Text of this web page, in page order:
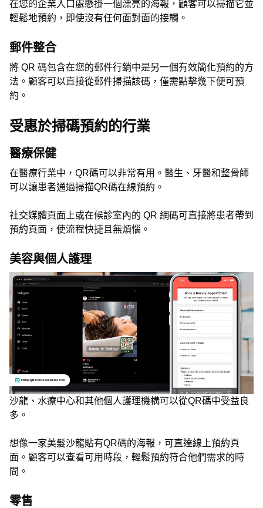
在您的企業入口處懸掛一個漂亮的海報，顧客可以掃描它並
輕鬆地預約，即使沒有任何面對面的接觸。
郵件整合
將 QR 碼包含在您的郵件行銷中是另一個有效簡化預約的方
法。顧客可以直接從郵件掃描該碼，僅需點擊幾下便可預
約。
受惠於掃碼預約的行業
醫療保健
在醫療行業中，QR碼可以非常有用。醫生、牙醫和整骨師
可以讓患者通過掃描QR碼在線預約。
社交媒體頁面上或在候診室內的 QR 網碼可直接將患者帶到
預約頁面，使流程快捷且無煩惱。
美容與個人護理
沙龍、水療中心和其他個人護理機構可以從QR碼中受益良
多。
想像一家美髮沙龍貼有QR碼的海報，可直達線上預約頁
面。顧客可以查看可用時段，輕鬆預約符合他們需求的時
間。
零售